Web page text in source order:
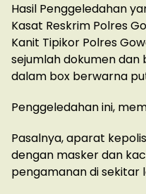
Hasil Penggeledahan
Kasat Reskrim Polres
Kanit Tipikor Polres
sejumlah dokumen dan
dalam box berwarna
Penggeledahan ini,
Pasalnya, aparat
dengan masker dan
pengamanan di sekitar